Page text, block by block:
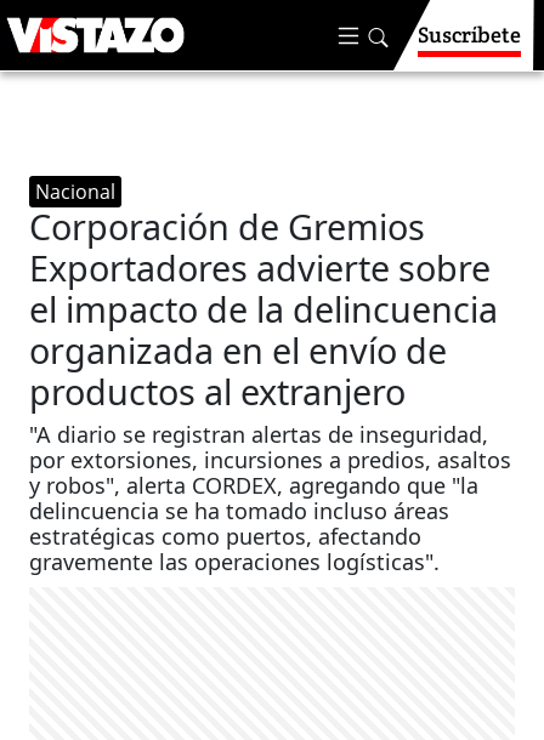
Suscríbete
Nacional
Corporación de Gremios
Exportadores advierte sobre
el impacto de la delincuencia
organizada en el envío de
productos al extranjero
"A diario se registran alertas de inseguridad,
por extorsiones, incursiones a predios, asaltos
y robos", alerta CORDEX, agregando que "la
delincuencia se ha tomado incluso áreas
estratégicas como puertos, afectando
gravemente las operaciones logísticas".